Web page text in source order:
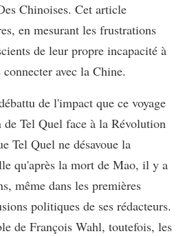
Chinoises. Cet article
en mesurant les frustrations
de leur propre incapacité à
avec la Chine.
de l'impact que ce voyage
Tel Quel face à la Révolution
Tel Quel ne désavoue la
qu'après la mort de Mao, il y a
même dans les premières
politiques de ses rédacteurs.
de François Wahl, toutefois, les